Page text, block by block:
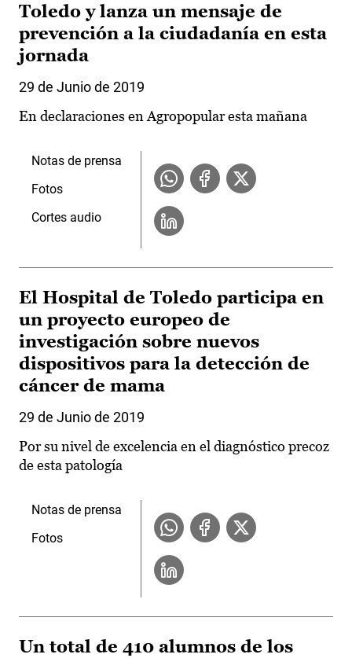
Toledo y lanza un mensaje de
prevención a la ciudadanía en esta
jornada
29 de Junio de 2019
En declaraciones en Agropopular esta mañana
Notas de prensa
Fotos
Cortes audio
El Hospital de Toledo participa en
un proyecto europeo de
investigación sobre nuevos
dispositivos para la detección de
cáncer de mama
29 de Junio de 2019
Por su nivel de excelencia en el diagnóstico precoz
de esta patología
Notas de prensa
Fotos
Un total de 410 alumnos de los